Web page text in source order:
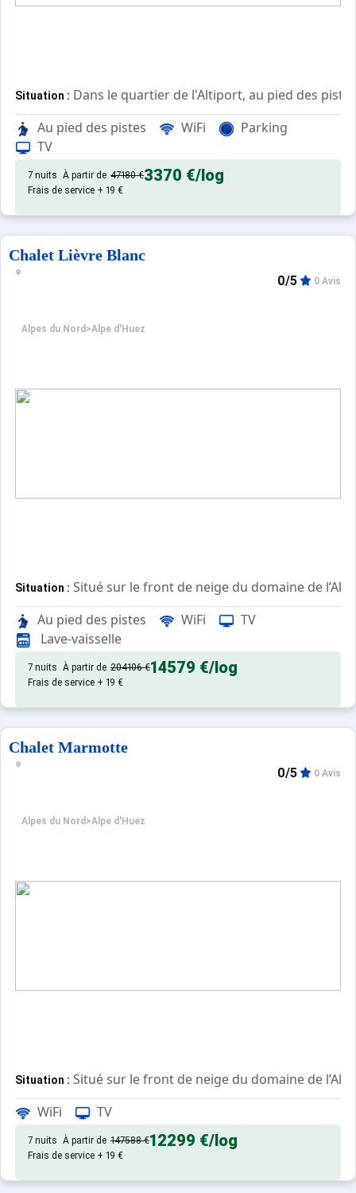
Situation : Dans le quartier de l'Altiport, au pied des
Chalet :Agréable et très confortable. Sur place à votre
Au pied des pistes WiFi
Parking
TV
7 nuits À partir de 47180 €3370 €/log
Frais de service + 19 €
Chalet Lièvre Blanc
Alpes du Nord >Alpe d'Huez
0/5 0 Avis
Situation : Situé sur le front de neige du domaine de
Chalet :Composé de 7 chambres spacieuses et
Au pied des pistes WiFi
TV
Lave-vaisselle
7 nuits À partir de 204106 €14579 €/log
Frais de service + 19 €
Chalet Marmotte
Alpes du Nord >Alpe d'Huez
0/5 0 Avis
Situation : Situé sur le front de neige du domaine de
Chalet :Composé de 6 chambres spacieuses et
WiFi TV
7 nuits À partir de 147588 €12299 €/log
Frais de service + 19 €